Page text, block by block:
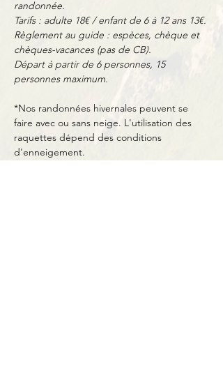
randonnée.
Tarifs : adulte 18€ / enfant de 6 à 12 ans 13€.
Règlement au guide : espèces, chèque et
chèques-vacances (pas de CB).
Départ à partir de 6 personnes, 15
personnes maximum.
*Nos randonnées hivernales peuvent se
faire avec ou sans neige. L'utilisation des
raquettes dépend des conditions
d'enneigement.